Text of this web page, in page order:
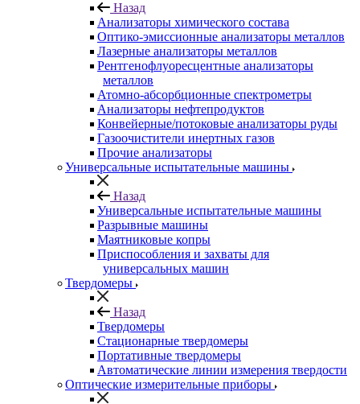
Назад
Анализаторы химического состава
Оптико-эмиссионные анализаторы металлов
Лазерные анализаторы металлов
Рентгенофлуоресцентные анализаторы
металлов
Атомно-абсорбционные спектрометры
Анализаторы нефтепродуктов
Конвейерные/потоковые анализаторы руды
Газоочистители инертных газов
Прочие анализаторы
Универсальные испытательные машины
Назад
Универсальные испытательные машины
Разрывные машины
Маятниковые копры
Приспособления и захваты для
универсальных машин
Твердомеры
Назад
Твердомеры
Стационарные твердомеры
Портативные твердомеры
Автоматические линии измерения твердости
Оптические измерительные приборы